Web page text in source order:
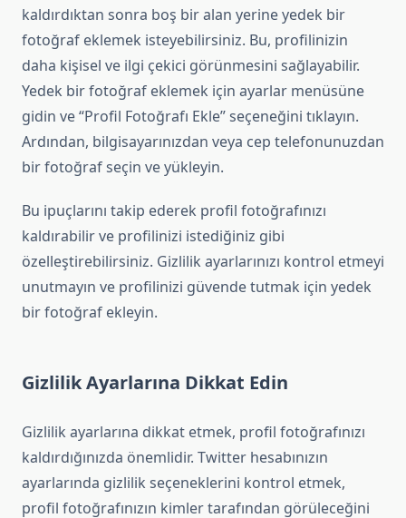
kaldırdıktan sonra boş bir alan yerine yedek bir
fotoğraf eklemek isteyebilirsiniz. Bu, profilinizin
daha kişisel ve ilgi çekici görünmesini sağlayabilir.
Yedek bir fotoğraf eklemek için ayarlar menüsüne
gidin ve “Profil Fotoğrafı Ekle” seçeneğini tıklayın.
Ardından, bilgisayarınızdan veya cep telefonunuzdan
bir fotoğraf seçin ve yükleyin.
Bu ipuçlarını takip ederek profil fotoğrafınızı
kaldırabilir ve profilinizi istediğiniz gibi
özelleştirebilirsiniz. Gizlilik ayarlarınızı kontrol etmeyi
unutmayın ve profilinizi güvende tutmak için yedek
bir fotoğraf ekleyin.
Gizlilik Ayarlarına Dikkat Edin
Gizlilik ayarlarına dikkat etmek, profil fotoğrafınızı
kaldırdığınızda önemlidir. Twitter hesabınızın
ayarlarında gizlilik seçeneklerini kontrol etmek,
profil fotoğrafınızın kimler tarafından görüleceğini